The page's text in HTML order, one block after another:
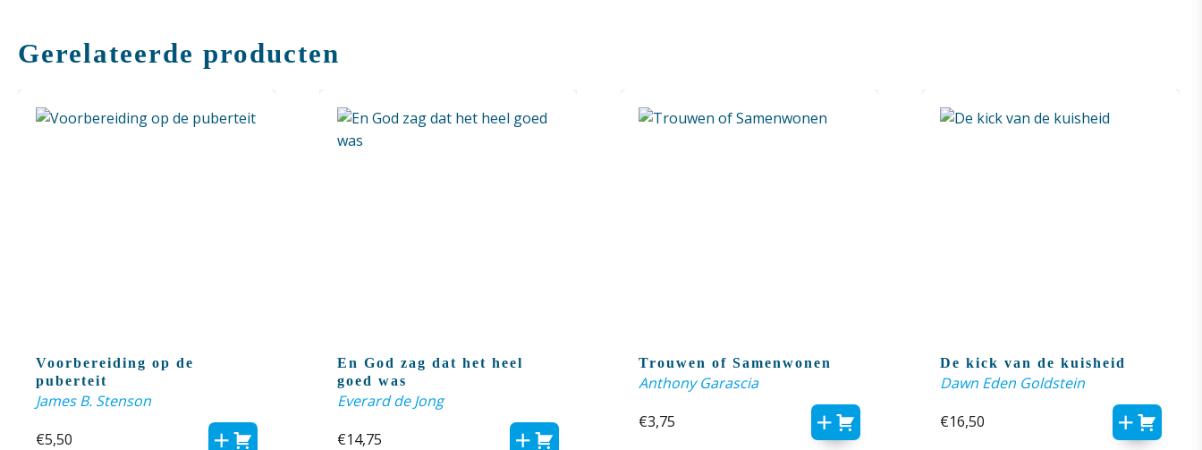
Gerelateerde producten
Voorbereiding op de
puberteit
James B. Stenson
€5,50
En God zag dat het heel
goed was
Everard de Jong
€14,75
Trouwen of Samenwonen
Anthony Garascia
€3,75
De kick van de kuisheid
Dawn Eden Goldstein
€16,50